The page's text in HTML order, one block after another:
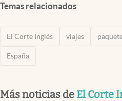
Temas relacionados
El Corte Inglés viajes
España
Más noticias de El Corte